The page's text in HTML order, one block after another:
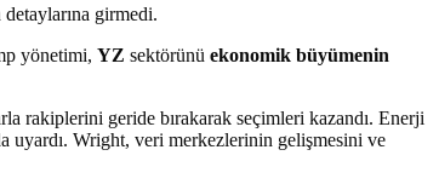
girmedi.
yönetimi, YZ sektörünü ekonomik büyümenin
rakiplerini geride bırakarak seçimleri kazandı. Enerji
uyardı. Wright, veri merkezlerinin gelişmesini ve